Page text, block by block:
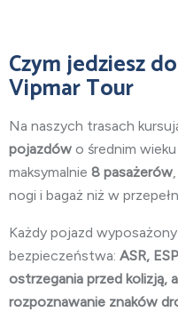
Czym jedziesz
Vipmar Tour
Na naszych trasach
pojazdów o średnim wieku
maksymalnie 8 pasażerów
nogi i bagaż niż w
Każdy pojazd
bezpieczeństwa: ASR,
ostrzegania przed kolizją,
rozpoznawanie znaków